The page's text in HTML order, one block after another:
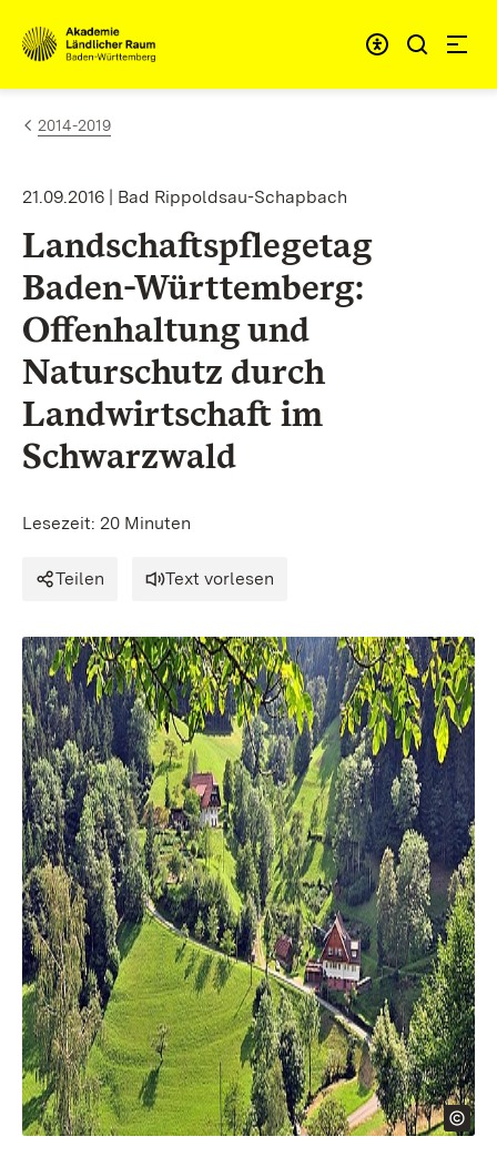
Zum Inhalt springen
Link zur Startseite
2014-2019
21.09.2016 | Bad Rippoldsau-Schapbach
Landschaftspflegetag
Baden-Württemberg:
Offenhaltung und
Naturschutz durch
Landwirtschaft im
Schwarzwald
Lesezeit: 20 Minuten
Teilen Text vorlesen